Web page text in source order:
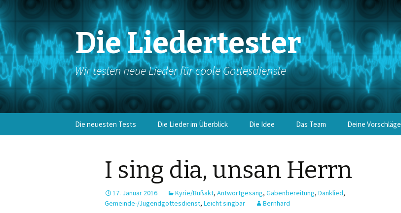
Die Liedertester
Wir testen neue Lieder für coole Gottesdienste
Die neuesten Tests Die Lieder im Überblick
Kyrie/Bußakt
Gloria
Die Idee Das Team Deine Vorschläge
I sing dia, unsan Herrn
17. Januar 2016 Kyrie/Bußakt, Antwortgesang, Gabenbereitung, Danklied,
Gemeinde-/Jugendgottesdienst, Leicht singbar Bernhard